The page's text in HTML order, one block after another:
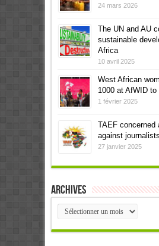
24 mars 2026
The UN and AU
sustainable
Africa
10 avril 2025
West African
1000 at AfWID
1 février 2025
TAEF concerned
against
27 janvier 2025
Archives
Archives